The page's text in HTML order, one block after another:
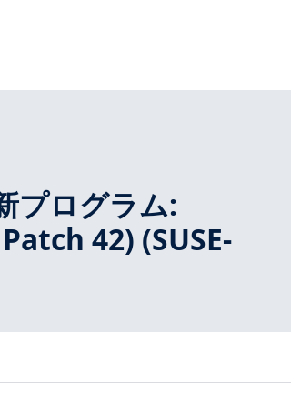
プログラム:
42) (SUSE-